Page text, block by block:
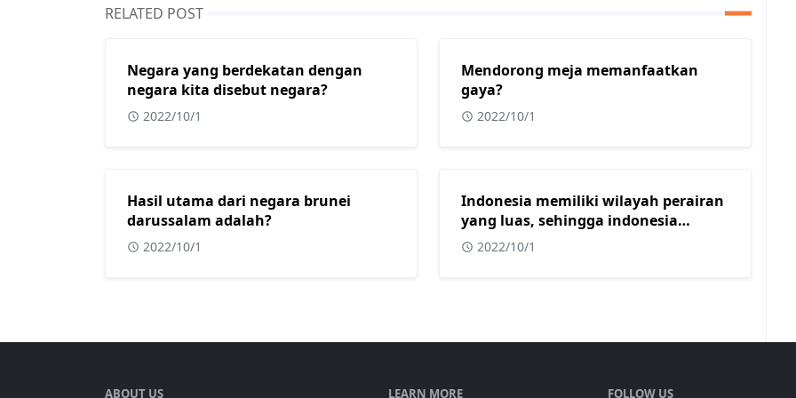
RELATED POST
Negara yang berdekatan dengan
negara kita disebut negara?
2022/10/1
Mendorong meja memanfaatkan
gaya?
2022/10/1
Hasil utama dari negara brunei
darussalam adalah?
2022/10/1
Indonesia memiliki wilayah perairan
yang luas, sehingga indonesia
mendapat julukan sebagai?
2022/10/1
ABOUT US LEARN MORE FOLLOW US